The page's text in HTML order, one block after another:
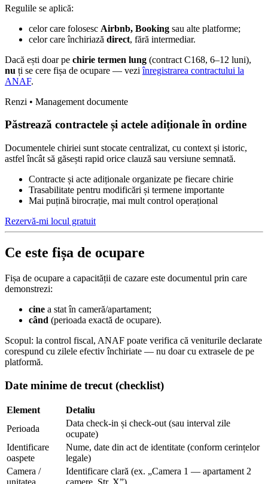
Regulile se aplică:
celor care folosesc Airbnb, Booking sau alte platforme;
celor care închiriază direct, fără intermediar.
Dacă ești doar pe chirie termen lung (contract C168, 6–12 luni),
nu ți se cere fișa de ocupare — veziînregistrarea contractului la
ANAF.
Renzi • Management documente
Păstrează contractele și actele adiționale în ordine
Documentele chiriei sunt stocate centralizat, cu context și istoric,
astfel încât să găsești rapid orice clauză sau versiune semnată.
Contracte și acte adiționale organizate pe fiecare chirie
Trasabilitate pentru modificări și termene importante
Mai puțină birocrație, mai mult control operațional
Rezervă-mi locul gratuit
Ce este fișa de ocupare
Fișa de ocupare a capacității de cazare este documentul prin care
demonstrezi:
cine a stat în cameră/apartament;
când (perioada exactă de ocupare).
Scopul: la control fiscal, ANAF poate verifica că veniturile declarate
corespund cu zilele efectiv închiriate — nu doar cu extrasele de pe
platformă.
Date minime de trecut (checklist)
Element
Detaliu
Perioada
Data check-in și check-out (sau interval zile
ocupate)
Identificare
oaspete
Nume, date din act de identitate (conform cerințelor
legale)
Camera /
Identificare clară (ex. „Camera 1 — apartament 2